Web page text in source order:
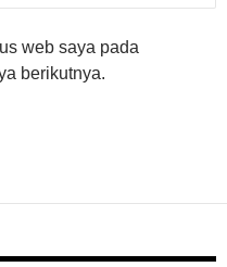
web saya pada
berikutnya.